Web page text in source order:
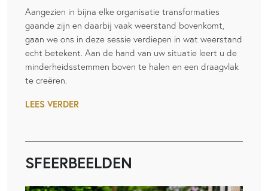
Aangezien in bijna elke organisatie transformaties
gaande zijn en daarbij vaak weerstand bovenkomt,
gaan we ons in deze sessie verdiepen in wat weerstand
echt betekent. Aan de hand van uw situatie leert u de
minderheidsstemmen boven te halen en een draagvlak
te creëren.
LEES VERDER
SFEERBEELDEN